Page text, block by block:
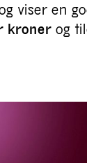
viser en
kroner og